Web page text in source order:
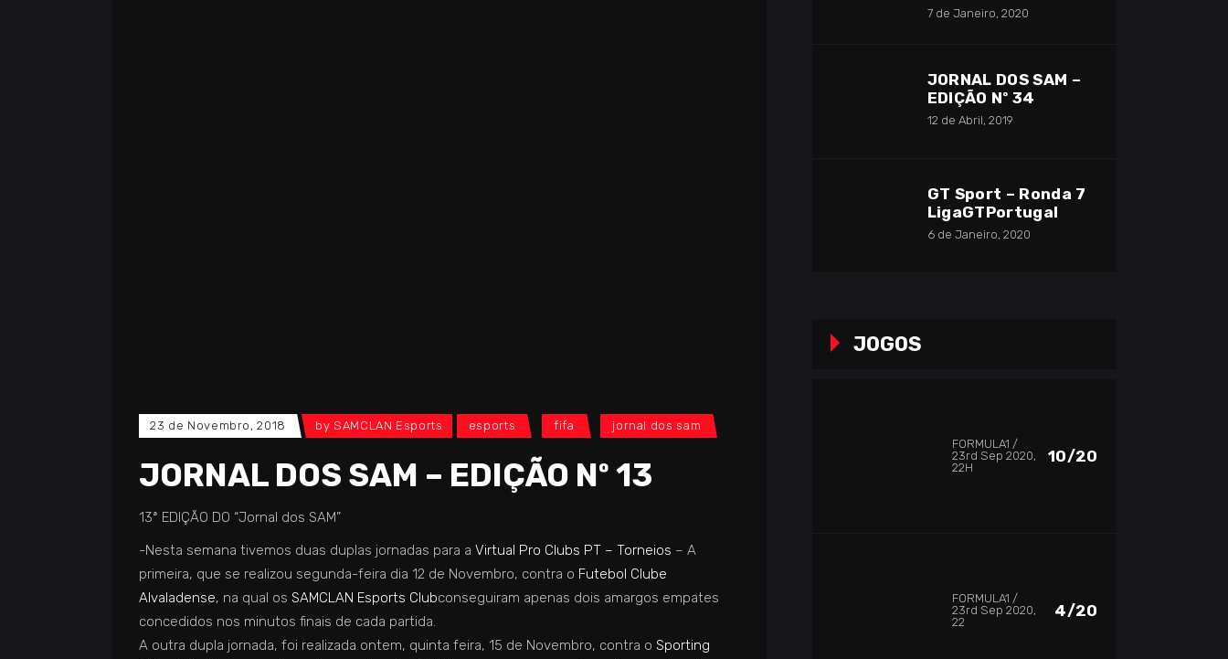
23 de Novembro, 2018 by SAMCLAN Esports esports fifa jornal dos sam
JORNAL DOS SAM – EDIÇÃO Nº 13
13ª EDIÇÃO DO “Jornal dos SAM”
-Nesta semana tivemos duas duplas jornadas para a Virtual Pro Clubs PT – Torneios – A
primeira, que se realizou segunda-feira dia 12 de Novembro, contra o Futebol Clube
Alvaladense, na qual os SAMCLAN Esports Clubconseguiram apenas dois amargos empates
concedidos nos minutos finais de cada partida.
A outra dupla jornada, foi realizada ontem, quinta feira, 15 de Novembro, contra o Sporting
7 de Janeiro, 2020
JORNAL DOS SAM –
EDIÇÃO Nº 34
12 de Abril, 2019
GT Sport – Ronda 7
LigaGTPortugal
6 de Janeiro, 2020
JOGOS
FORMULA1
23rd Sep 2020,
22H
10/20
FORMULA1
23rd Sep 2020,
22
4/20